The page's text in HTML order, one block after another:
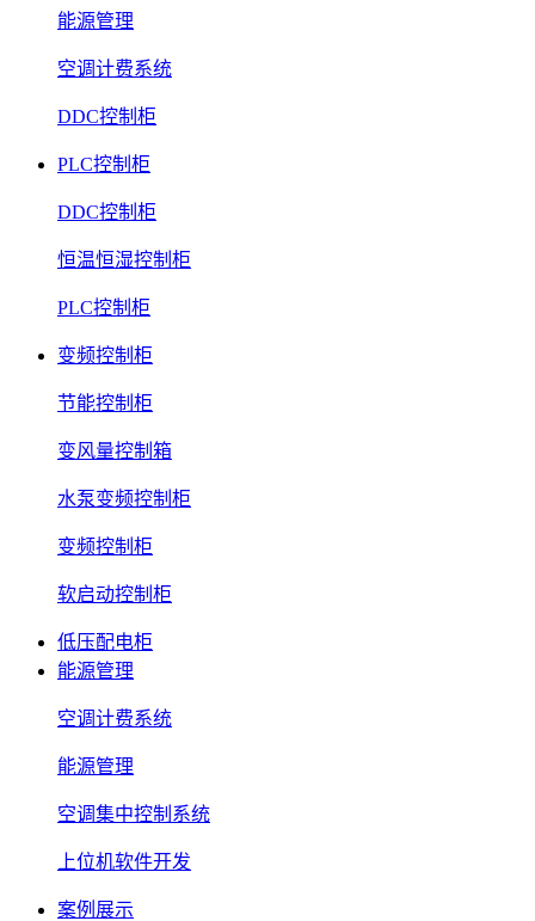
能源管理
空调计费系统
DDC控制柜
PLC控制柜
DDC控制柜
恒温恒湿控制柜
PLC控制柜
变频控制柜
节能控制柜
变风量控制箱
水泵变频控制柜
变频控制柜
软启动控制柜
低压配电柜
能源管理
空调计费系统
能源管理
空调集中控制系统
上位机软件开发
案例展示